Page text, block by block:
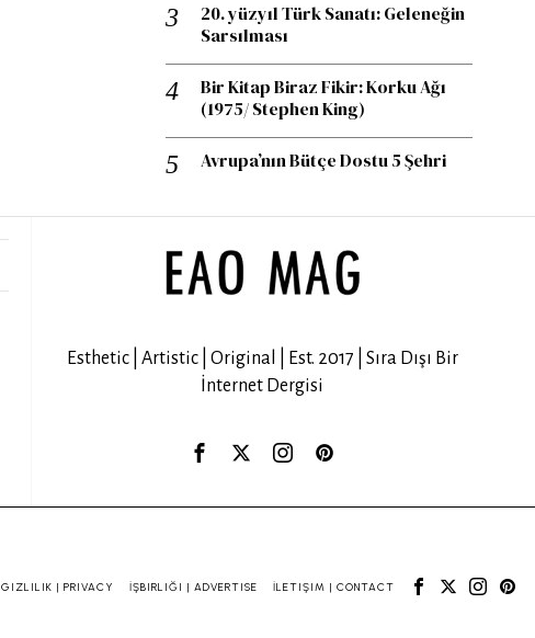
20. yüzyıl Türk Sanatı: Geleneğin
Sarsılması
Bir Kitap Biraz Fikir: Korku Ağı
(1975/ Stephen King)
Avrupa’nın Bütçe Dostu 5 Şehri
Esthetic | Artistic | Original | Est. 2017 | Sıra Dışı Bir
İnternet Dergisi
GIZLILIK | PRIVACY İŞBIRLIĞI | ADVERTISE İLETIŞIM | CONTACT